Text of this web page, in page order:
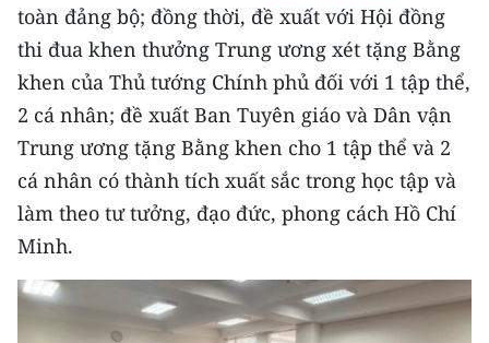
toàn đảng bộ; đồng thời, đề xuất với Hội đồng
thi đua khen thưởng Trung ương xét tặng Bằng
khen của Thủ tướng Chính phủ đối với 1 tập thể,
2 cá nhân; đề xuất Ban Tuyên giáo và Dân vận
Trung ương tặng Bằng khen cho 1 tập thể và 2
cá nhân có thành tích xuất sắc trong học tập và
làm theo tư tưởng, đạo đức, phong cách Hồ Chí
Minh.